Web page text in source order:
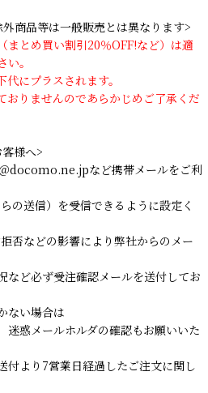
商品等は一般販売とは異なります>
とめ買い割引20％OFF!など）は適
。
にプラスされます。
おりませんのであらかじめご了承くだ
様へ>
docomo.ne.jpなど携帯メールをご利
の送信）を受信できるように設定く
否などの影響により弊社からのメー
など必ず受注確認メールを送付してお
ない場合は
迷惑メールホルダの確認もお願いいた
付より7営業日経過したご注文に関し